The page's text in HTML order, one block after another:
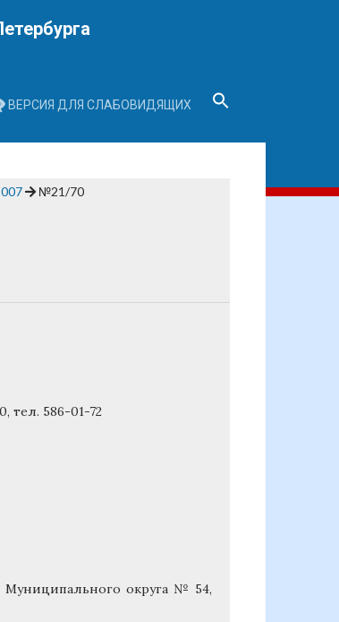
ВЕРСИЯ ДЛЯ СЛАБОВИДЯЩИХ
№21/70
тел. 586-01-72
Муниципального округа № 54,